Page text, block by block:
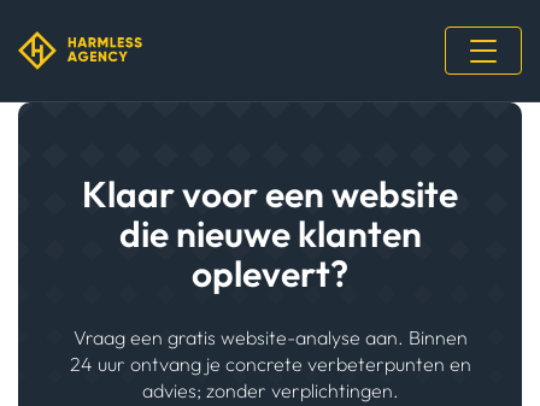
Klaar voor een website
die nieuwe klanten
oplevert?
Vraag een gratis website-analyse aan. Binnen
24 uur ontvang je concrete verbeterpunten en
advies; zonder verplichtingen.